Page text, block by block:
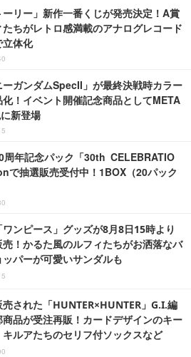
ーリー」新作一番くじが発売決定！A賞
たちがレトロ感満載のアナログレコード
立体化
ーガンダムSpecII」が最終決戦時カラー
化！イベント開催記念商品としてMETA
新登場
周年記念パック「30th CELEBRATIO
で抽選販売受付中！1BOX（20パック
ワンピース」グッズが8月8日15時より
！かるた風のルフィたちがお洒落なバ
ッパーが可愛いサンダルも
売された「HUNTER×HUNTER」G.I.編
品が受注再販！カードデザインのキー
ルアたちのセリフ付ソックスなど